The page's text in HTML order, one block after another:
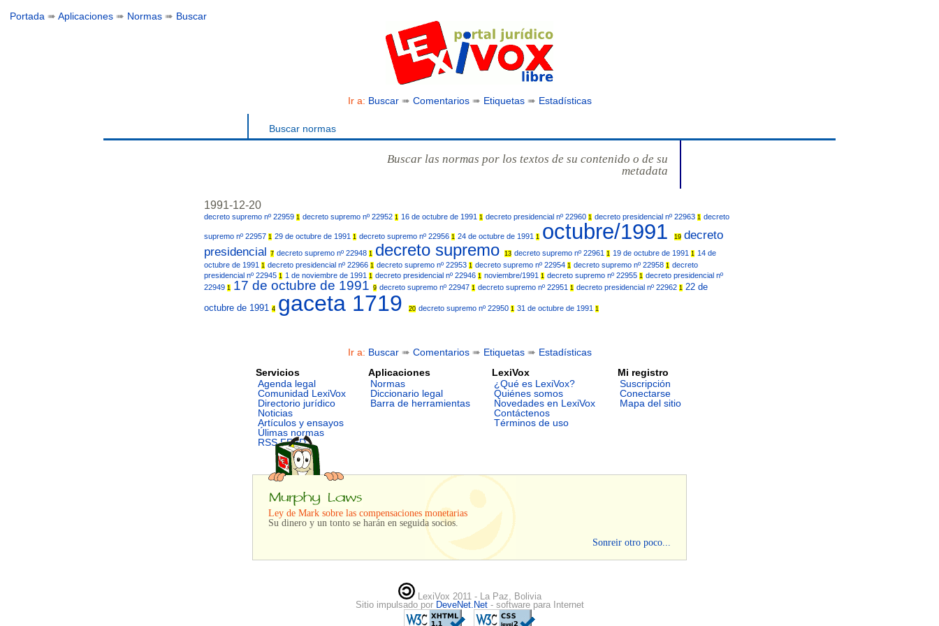
Portada ➠Aplicaciones ➠ Normas ➠ Buscar
Ir a: Buscar➠ Comentarios➠ Etiquetas➠ Estadísticas
Buscar normas
Buscar las normas por los textos de su contenido o de su
metadata
1991-12-20
decreto supremo nº 22959 1 decreto supremo nº 22952 1 16 de octubre de 1991 1 decreto presidencial nº 22960 1 decreto presidencial nº 22963 1 decreto
supremo nº 22957 1 29 de octubre de 1991 1 decreto supremo nº 22956 1 24 de octubre de 1991 1 octubre/1991 19 decreto
presidencial 7 decreto supremo nº 22948 1 decreto supremo 13 decreto supremo nº 22961 1 19 de octubre de 1991 1
14 de
octubre de 1991 1 decreto presidencial nº 22966 1 decreto supremo nº 22953 1 decreto supremo nº 22954 1 decreto supremo nº 22958 1 decreto
presidencial nº 22945 1 1 de noviembre de 1991 1 decreto presidencial nº 22946 1 noviembre/1991 1 decreto supremo nº 22955 1 decreto presidencial nº
22949 1 17 de octubre de 1991 9 decreto supremo nº 22947 1 decreto supremo nº 22951 1 decreto presidencial nº 22962 1
22 de
octubre de 1991 4 gaceta 1719 20 decreto supremo nº 22950 1 31 de octubre de 1991 1
Ir a: Buscar➠ Comentarios➠ Etiquetas➠ Estadísticas
Servicios
Agenda legal
Comunidad LexiVox
Directorio jurídico
Noticias
Artículos y ensayos
Úlimas normas
RSS FEED
Aplicaciones
Normas
Diccionario legal
Barra de herramientas
LexiVox
¿Qué es LexiVox?
Quiénes somos
Novedades en LexiVox
Contáctenos
Términos de uso
Mi registro
Suscripción
Conectarse
Mapa del sitio
Ley de Mark sobre las compensaciones monetarias
Su dinero y un tonto se harán en seguida socios.
Sonreir otro poco...
LexiVox 2011 - La Paz, Bolivia
Sitio impulsado por DeveNet.Net - software para Internet